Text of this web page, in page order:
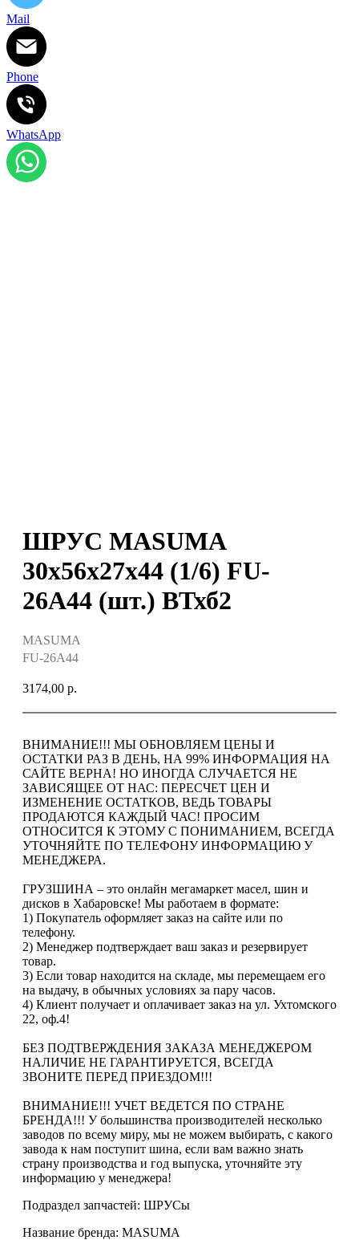
Mail
Phone
WhatsApp
ШРУС MASUMA
30x56x27х44 (1/6) FU-
26A44 (шт.) ВТхб2
MASUMA
FU-26A44
3174,00 р.
ВНИМАНИЕ!!! МЫ ОБНОВЛЯЕМ ЦЕНЫ И
ОСТАТКИ РАЗ В ДЕНЬ, НА 99% ИНФОРМАЦИЯ НА
САЙТЕ ВЕРНА! НО ИНОГДА СЛУЧАЕТСЯ НЕ
ЗАВИСЯЩЕЕ ОТ НАС: ПЕРЕСЧЕТ ЦЕН И
ИЗМЕНЕНИЕ ОСТАТКОВ, ВЕДЬ ТОВАРЫ
ПРОДАЮТСЯ КАЖДЫЙ ЧАС! ПРОСИМ
ОТНОСИТСЯ К ЭТОМУ С ПОНИМАНИЕМ, ВСЕГДА
УТОЧНЯЙТЕ ПО ТЕЛЕФОНУ ИНФОРМАЦИЮ У
МЕНЕДЖЕРА.
ГРУЗШИНА – это онлайн мегамаркет масел, шин и
дисков в Хабаровске! Мы работаем в формате:
1) Покупатель оформляет заказ на сайте или по
телефону.
2) Менеджер подтверждает ваш заказ и резервирует
товар.
3) Если товар находится на складе, мы перемещаем его
на выдачу, в обычных условиях за пару часов.
4) Клиент получает и оплачивает заказ на ул. Ухтомского
22, оф.4!
БЕЗ ПОДТВЕРЖДЕНИЯ ЗАКАЗА МЕНЕДЖЕРОМ
НАЛИЧИЕ НЕ ГАРАНТИРУЕТСЯ, ВСЕГДА
ЗВОНИТЕ ПЕРЕД ПРИЕЗДОМ!!!
ВНИМАНИЕ!!! УЧЕТ ВЕДЕТСЯ ПО СТРАНЕ
БРЕНДА!!! У большинства производителей несколько
заводов по всему миру, мы не можем выбирать, с какого
завода к нам поступит шина, если вам важно знать
страну производства и год выпуска, уточняйте эту
информацию у менеджера!
Подраздел запчастей: ШРУСы
Название бренда: MASUMA